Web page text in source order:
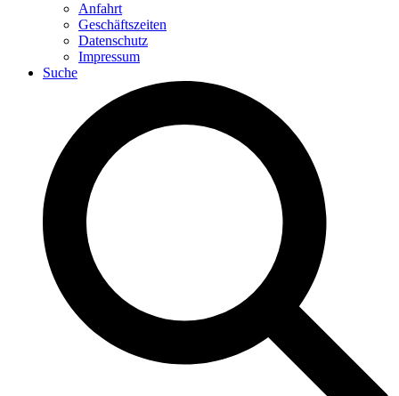
Anfahrt
Geschäftszeiten
Datenschutz
Impressum
Suche